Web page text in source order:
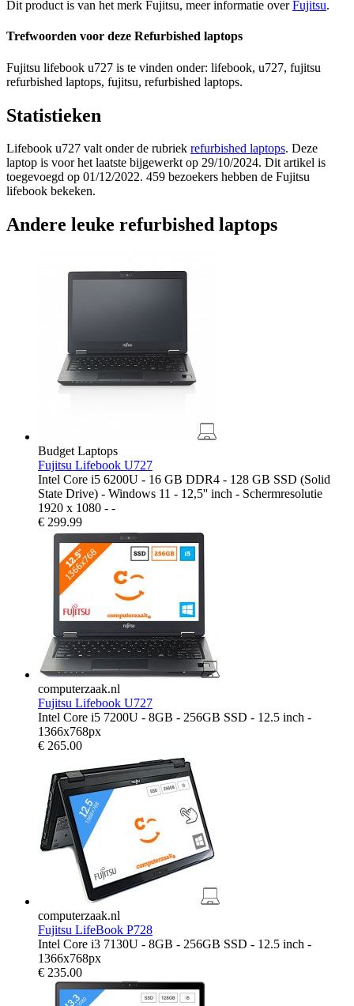
Dit product is van het merk Fujitsu, meer informatie overFujitsu.
Trefwoorden voor deze Refurbished laptops
Fujitsu lifebook u727 is te vinden onder: lifebook, u727, fujitsu
refurbished laptops, fujitsu, refurbished laptops.
Statistieken
Lifebook u727 valt onder de rubriek refurbished laptops. Deze
laptop is voor het laatste bijgewerkt op 29/10/2024. Dit artikel is
toegevoegd op 01/12/2022. 459 bezoekers hebben de Fujitsu
lifebook bekeken.
Andere leuke refurbished laptops
Budget Laptops
Fujitsu Lifebook U727
Intel Core i5 6200U - 16 GB DDR4 - 128 GB SSD (Solid
State Drive) - Windows 11 - 12,5'' inch - Schermresolutie
1920 x 1080 - -
€ 299.99
computerzaak.nl
Fujitsu Lifebook U727
Intel Core i5 7200U - 8GB - 256GB SSD - 12.5 inch -
1366x768px
€ 265.00
computerzaak.nl
Fujitsu LifeBook P728
Intel Core i3 7130U - 8GB - 256GB SSD - 12.5 inch -
1366x768px
€ 235.00